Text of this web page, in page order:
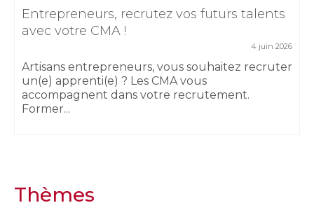
Entrepreneurs, recrutez vos futurs talents
avec votre CMA !
4 juin 2026
Artisans entrepreneurs, vous souhaitez recruter
un(e) apprenti(e) ? Les CMA vous
accompagnent dans votre recrutement.
Former...
Thèmes